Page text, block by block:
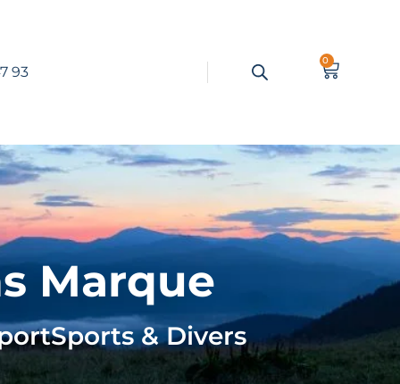
93
0
Marque
Sports & Divers